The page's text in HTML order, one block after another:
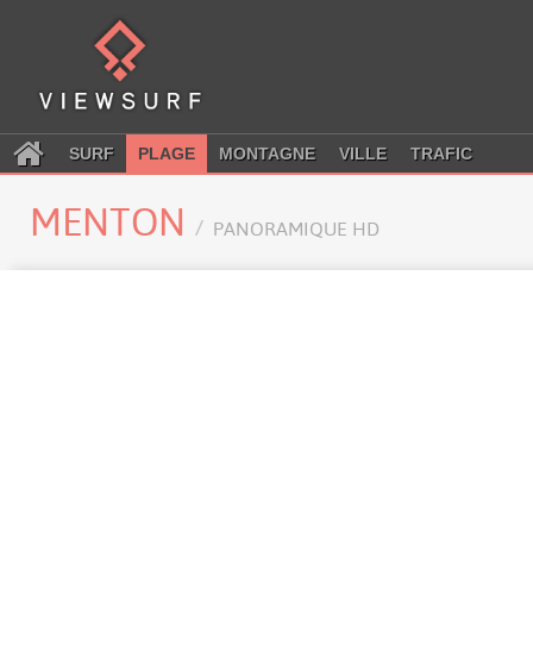
SURF PLAGE MONTAGNE VILLE TRAFIC
MENTON PANORAMIQUE HD